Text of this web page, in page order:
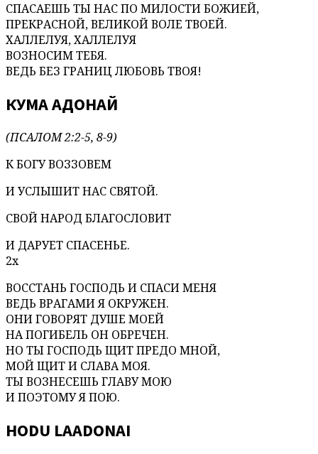
СПАСАЕШЬ ТЫ НАС ПО МИЛОСТИ БОЖИЕЙ,
ПРЕКРАСНОЙ, ВЕЛИКОЙ ВОЛЕ ТВОЕЙ.
ХАЛЛЕЛУЯ, ХАЛЛЕЛУЯ
ВОЗНОСИМ ТЕБЯ.
ВЕДЬ БЕЗ ГРАНИЦ ЛЮБОВЬ ТВОЯ!
КУМА АДОНАЙ
(ПСАЛОМ 2:2-5, 8-9)
К БОГУ ВОЗЗОВЕМ
И УСЛЫШИТ НАС СВЯТОЙ.
СВОЙ НАРОД БЛАГОСЛОВИТ
И ДАРУЕТ СПАСЕНЬЕ.
2х
ВОССТАНЬ ГОСПОДЬ И СПАСИ МЕНЯ
ВЕДЬ ВРАГАМИ Я ОКРУЖЕН.
ОНИ ГОВОРЯТ ДУШЕ МОЕЙ
НА ПОГИБЕЛЬ ОН ОБРЕЧЕН.
НО ТЫ ГОСПОДЬ ЩИТ ПРЕДО МНОЙ,
МОЙ ЩИТ И СЛАВА МОЯ.
ТЫ ВОЗНЕСЕШЬ ГЛАВУ МОЮ
И ПОЭТОМУ Я ПОЮ.
HODU LAADONAI